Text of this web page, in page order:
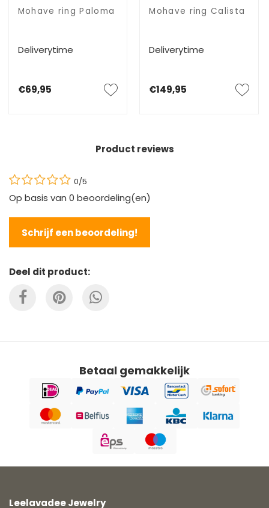
Mohave ring Paloma
Deliverytime
€69,95
Mohave ring Calista
Deliverytime
€149,95
Product reviews
0/5
Op basis van 0 beoordeling(en)
Schrijf een beoordeling!
Deel dit product:
Betaal gemakkelijk
Leelavadee Jewelry